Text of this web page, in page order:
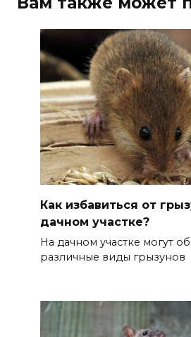
Как избавиться от
дачном участке?
На дачном участке могут
различные виды грызунов